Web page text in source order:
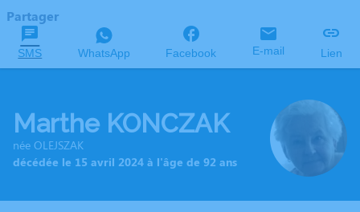
Partager
SMS WhatsApp Facebook E-mail Lien
Marthe KONCZAK
née OLEJSZAK
décédée le 15 avril 2024 à l'âge de 92 ans